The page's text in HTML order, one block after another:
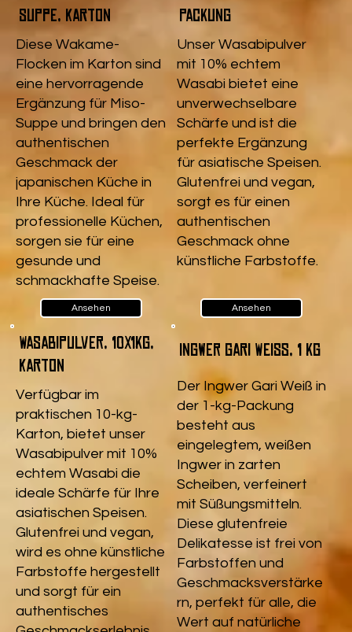
Suppe, Karton
Diese Wakame-
Flocken im Karton sind
eine hervorragende
Ergänzung für Miso-
Suppe und bringen den
authentischen
Geschmack der
japanischen Küche in
Ihre Küche. Ideal für
professionelle Küchen,
sorgen sie für eine
gesunde und
schmackhafte Speise.
Ansehen
Packung
Unser Wasabipulver
mit 10% echtem
Wasabi bietet eine
unverwechselbare
Schärfe und ist die
perfekte Ergänzung
für asiatische Speisen.
Glutenfrei und vegan,
sorgt es für einen
authentischen
Geschmack ohne
künstliche Farbstoffe.
Ansehen
Wasabipulver, 10x1kg,
Karton
Verfügbar im
praktischen 10-kg-
Karton, bietet unser
Wasabipulver mit 10%
echtem Wasabi die
ideale Schärfe für Ihre
asiatischen Speisen.
Glutenfrei und vegan,
wird es ohne künstliche
Farbstoffe hergestellt
und sorgt für ein
authentisches
Ingwer Gari Weiß, 1 kg
Der Ingwer Gari Weiß in
der 1-kg-Packung
besteht aus
eingelegtem, weißen
Ingwer in zarten
Scheiben, verfeinert
mit Süßungsmitteln.
Diese glutenfreie
Delikatesse ist frei von
Farbstoffen und
Geschmacksverstärke
rn, perfekt für alle, die
Wert auf natürliche